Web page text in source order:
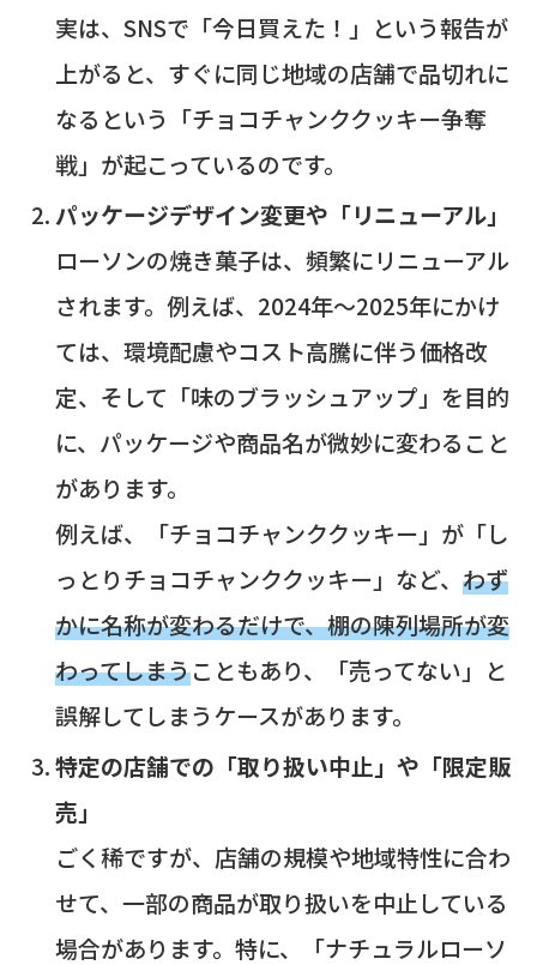
実は、SNSで「今日買えた！」という報告が
上がると、すぐに同じ地域の店舗で品切れに
なるという「チョコチャンククッキー争奪
戦」が起こっているのです。
パッケージデザイン変更や「リニューアル」
ローソンの焼き菓子は、頻繁にリニューアル
されます。例えば、2024年〜2025年にかけ
ては、環境配慮やコスト高騰に伴う価格改
定、そして「味のブラッシュアップ」を目的
に、パッケージや商品名が微妙に変わること
があります。
例えば、「チョコチャンククッキー」が「し
っとりチョコチャンククッキー」など、 わず
かに名称が変わるだけで、棚の陳列場所が変
わってしまうこともあり、「売ってない」と
誤解してしまうケースがあります。
特定の店舗での「取り扱い中止」や「限定販
売」
ごく稀ですが、店舗の規模や地域特性に合わ
せて、一部の商品が取り扱いを中止している
場合があります。特に、「ナチュラルローソ